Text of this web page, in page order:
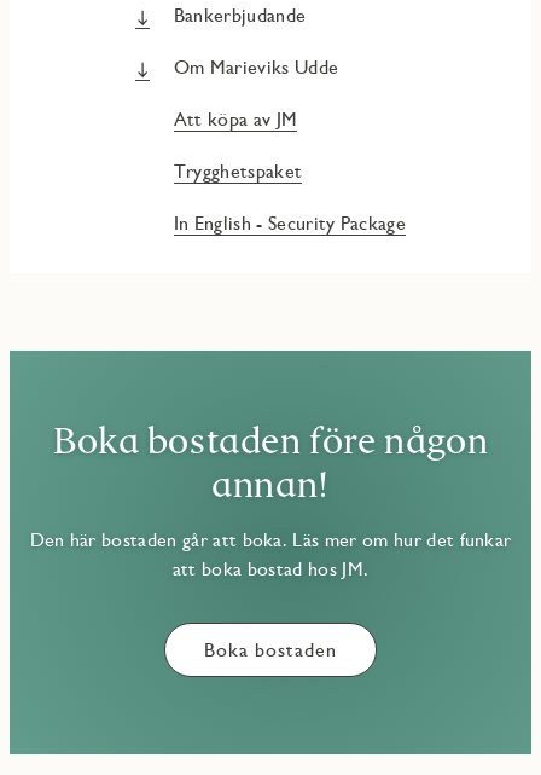
Bankerbjudande
Om Marieviks Udde
Att köpa av JM
Trygghetspaket
In English - Security Package
Boka bostaden före någon
annan!
Den här bostaden går att boka. Läs mer om hur det funkar
att boka bostad hos JM.
Boka bostaden